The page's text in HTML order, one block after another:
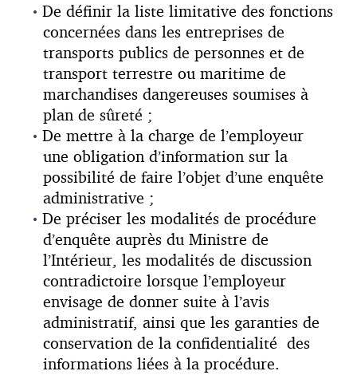
De définir la liste limitative des fonctions
concernées dans les entreprises de
transports publics de personnes et de
transport terrestre ou maritime de
marchandises dangereuses soumises à
plan de sûreté ;
De mettre à la charge de l’employeur
une obligation d’information sur la
possibilité de faire l’objet d’une enquête
administrative ;
De préciser les modalités de procédure
d’enquête auprès du Ministre de
l’Intérieur, les modalités de discussion
contradictoire lorsque l’employeur
envisage de donner suite à l’avis
administratif, ainsi que les garanties de
conservation de la confidentialité des
informations liées à la procédure.